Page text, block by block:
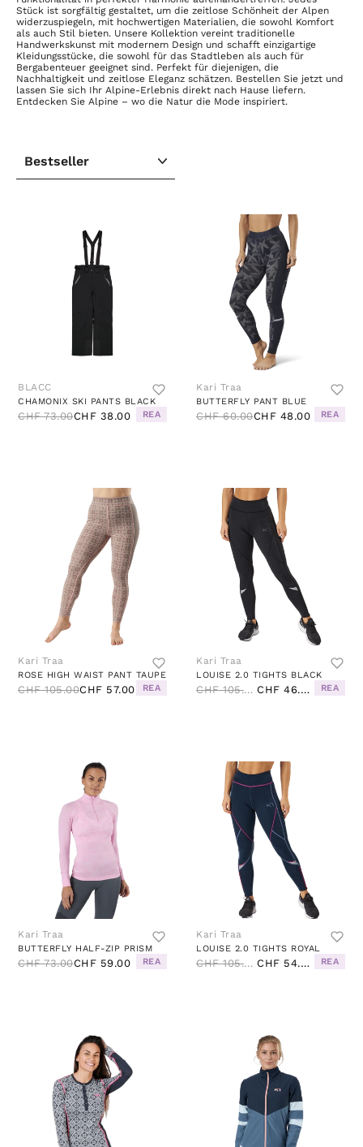
Stück ist sorgfältig gestaltet, um die zeitlose Schönheit der Alpen
widerzuspiegeln, mit hochwertigen Materialien, die sowohl Komfort
als auch Stil bieten. Unsere Kollektion vereint traditionelle
Handwerkskunst mit modernem Design und schafft einzigartige
Kleidungsstücke, die sowohl für das Stadtleben als auch für
Bergabenteuer geeignet sind. Perfekt für diejenigen, die
Nachhaltigkeit und zeitlose Eleganz schätzen. Bestellen Sie jetzt und
lassen Sie sich Ihr Alpine-Erlebnis direkt nach Hause liefern.
Entdecken Sie Alpine – wo die Natur die Mode inspiriert.
BLACC
CHAMONIX SKI PANTS BLACK
CHF 73.00CHF 38.00 REA
Kari Traa
BUTTERFLY PANT BLUE
CHF 60.00CHF 48.00 REA
Kari Traa
ROSE HIGH WAIST PANT TAUPE
CHF 105.00CHF 57.00 REA
Kari Traa
LOUISE 2.0 TIGHTS BLACK
CHF 105.00 CHF 46.00 REA
Kari Traa
BUTTERFLY HALF-ZIP PRISM
CHF 73.00CHF 59.00 REA
Kari Traa
LOUISE 2.0 TIGHTS ROYAL
CHF 105.00 CHF 54.00 REA